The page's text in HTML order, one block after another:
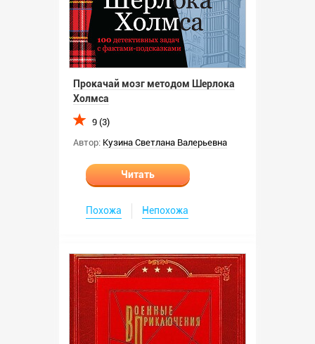
Прокачай мозг методом Шерлока
Холмса
9 (3)
Автор: Кузина Светлана Валерьевна
Читать
Похожа Непохожа